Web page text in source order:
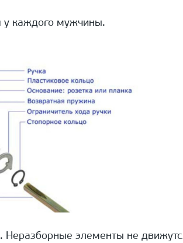
у каждого мужчины.
элементы не